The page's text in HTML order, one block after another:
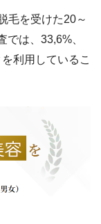
毛を受けた20～
は、33,6%、
利用しているこ